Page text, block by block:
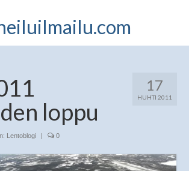
17
HUHTI 2011
loppu
Lentoblogi | 0